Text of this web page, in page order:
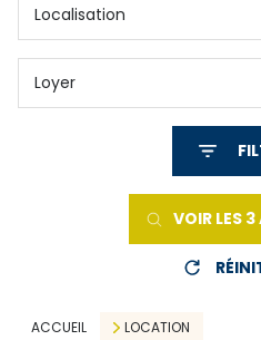
Loyer
VOIR LES 3
ACCUEIL LOCATION